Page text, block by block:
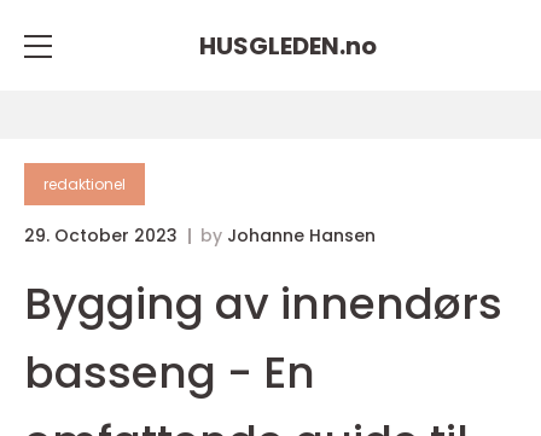
HUSGLEDEN.no
redaktionel
29. October 2023 by Johanne Hansen
Bygging av innendørs
basseng - En